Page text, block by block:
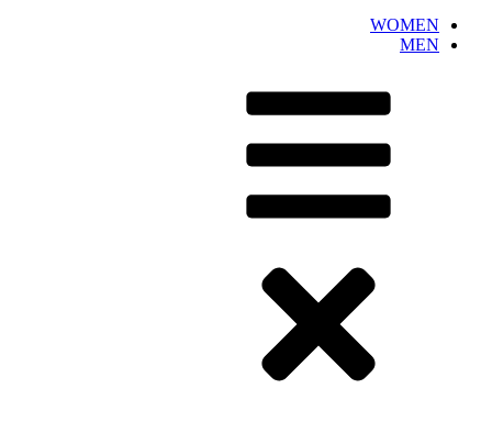
WOMEN
MEN